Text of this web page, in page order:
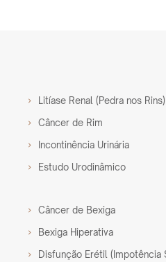
Litíase Renal (Pedra nos Rins)
Câncer de Rim
Incontinência Urinária
Estudo Urodinâmico
Câncer de Bexiga
Bexiga Hiperativa
Disfunção Erétil (Impotência